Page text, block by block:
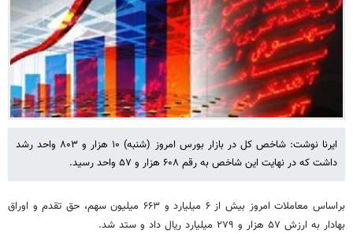
ایرنا نوشت: شاخص کل در بازار بورس امروز (شنبه) ۱۰ هزار و ۸۰۳ واحد رشد
داشت که در نهایت این شاخص به رقم ۶۰۸ هزار و ۵۷ واحد رسید.
براساس معاملات امروز بیش از ۶ میلیارد و ۶۶۳ میلیون سهم، حق تقدم و اوراق
بهادار به ارزش ۵۷ هزار و ۲۷۹ میلیارد ریال داد و ستد شد.